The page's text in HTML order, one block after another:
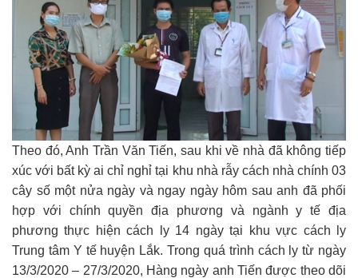
Theo đó, Anh Trần Văn Tiến, sau khi về nhà đã không tiếp
xúc với bất kỳ ai chỉ nghỉ tại khu nhà rẫy cách nhà chính 03
cây số một nửa ngày và ngay ngày hôm sau anh đã phối
hợp với chính quyền địa phương và ngành y tế địa
phương thực hiện cách ly 14 ngày tại khu vực cách ly
Trung tâm Y tế huyện Lắk. Trong quá trình cách ly từ ngày
13/3/2020 – 27/3/2020, Hàng ngày anh Tiến được theo dõi